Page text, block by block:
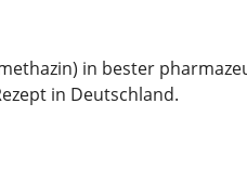
in bester
in Deutschland.